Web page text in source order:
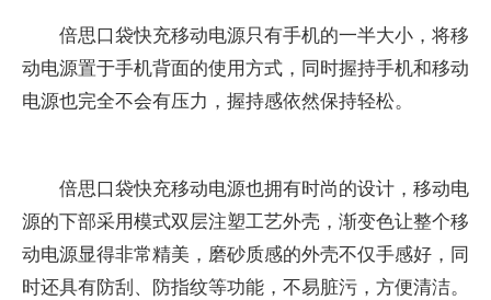
倍思口袋快充移动电源只有手机的一半大小，将移
动电源置于手机背面的使用方式，同时握持手机和移动
电源也完全不会有压力，握持感依然保持轻松。
倍思口袋快充移动电源也拥有时尚的设计，移动电
源的下部采用模式双层注塑工艺外壳，渐变色让整个移
动电源显得非常精美，磨砂质感的外壳不仅手感好，同
时还具有防刮、防指纹等功能，不易脏污，方便清洁。